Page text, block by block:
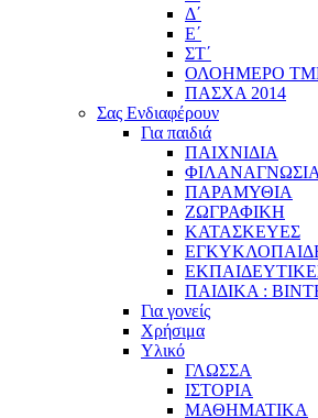
Δ΄
Ε΄
ΣΤ΄
ΟΛΟΗΜΕΡΟ
ΠΑΣΧΑ 2014
Σας Ενδιαφέρουν
Για παιδιά
ΠΑΙΧΝΙΔΙΑ
ΦΙΛΑΝΑΓΝΩΣΙΑ
ΠΑΡΑΜΥΘΙΑ
ΖΩΓΡΑΦΙΚΗ
ΚΑΤΑΣΚΕΥΕΣ
ΠΑΙΔΙΚΑ :
Για γονείς
Χρήσιμα
Υλικό
ΓΛΩΣΣΑ
ΙΣΤΟΡΙΑ
ΜΑΘΗΜΑΤΙΚΑ